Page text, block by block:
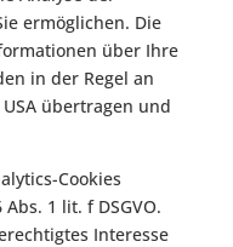
ermöglichen. Die
über Ihre
in der Regel an
übertragen und
Cookies
1 lit. f DSGVO.
Interesse